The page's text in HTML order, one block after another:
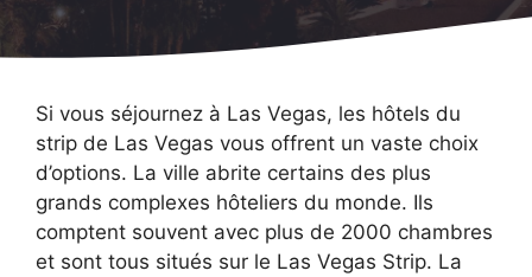
Si vous séjournez à Las Vegas, les hôtels du
strip de Las Vegas vous offrent un vaste choix
d’options. La ville abrite certains des plus
grands complexes hôteliers du monde. Ils
comptent souvent avec plus de 2000 chambres
et sont tous situés sur le Las Vegas Strip. La